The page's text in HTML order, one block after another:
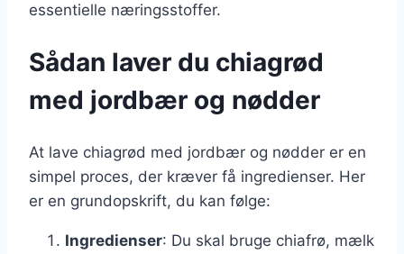
essentielle næringsstoffer.
Sådan laver du chiagrød
med jordbær og nødder
At lave chiagrød med jordbær og nødder er en
simpel proces, der kræver få ingredienser. Her
er en grundopskrift, du kan følge:
Ingredienser: Du skal bruge chiafrø, mælk